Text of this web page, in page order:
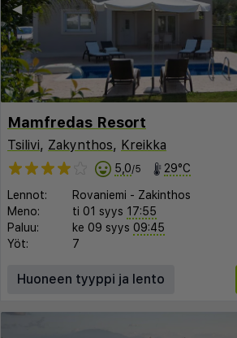
◀︎
Mamfredas Resort
Tsilivi, Zakynthos, Kreikka
5,0/5 29°C
Lennot: Rovaniemi - Zakinthos
Meno:
ti 01 syys 17:55
Paluu:
ke 09 syys 09:45
Yöt:
7
Huoneen tyyppi ja lento